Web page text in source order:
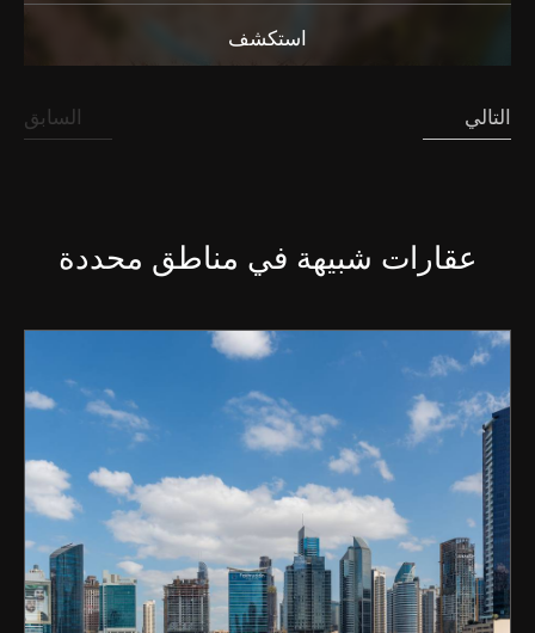
استكشف
السابق التالي
عقارات شبيهة في مناطق محددة